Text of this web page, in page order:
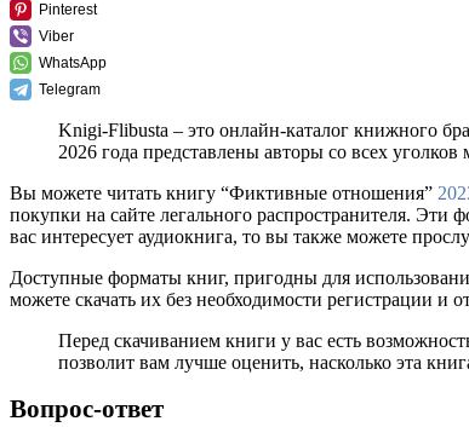
Pinterest
Viber
WhatsApp
Telegram
Knigi-Flibusta – это онлайн-каталог книжного
2026 года представлены авторы со всех
Вы можете читать книгу “Фиктивные отношения”
покупки на сайте легального распространителя.
вас интересует аудиокнига, то вы также можете
Доступные форматы книг, пригодны для
можете скачать их без необходимости регистрации и
Перед скачиванием книги у вас есть
позволит вам лучше оценить, насколько эта
Вопрос-ответ